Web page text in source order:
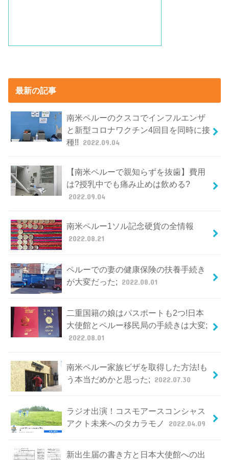
最新の記事
南米ペルーのクスコでインフルエンザ
と新型コロナワクチン4回目を同時に接
種!! 2022.09.04
【南米ペルーで親知らずを抜歯】費用
は?授乳中でも痛み止めは飲める?
2022.09.04
南米ペルー1ソル記念硬貨の全情報
2022.08.21
ペルーでの妻の健康保険の扶養手続き
が大変だった; 2022.08.01
二重国籍の娘はパスポートも2つ!日本
大使館とペルー移民局の手続きは大変;
2022.08.01
南米ペルー家族ビザを取得した方法!も
う本当だめかと思った; 2022.07.30
ラジオ出演！コスモアースコンシャス
アクト未来へのタカラモノ
2022.04.09
新出生届の書き方と日本大使館への出